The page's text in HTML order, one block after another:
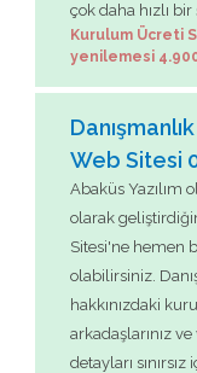
çok daha hızlı
Kurulum Ücreti
yenilemesi
Web Sitesi
Abaküs Yazılım
olarak
Sitesi'ne hemen
olabilirsiniz.
hakkınızdaki
arkadaşlarınız
detayları